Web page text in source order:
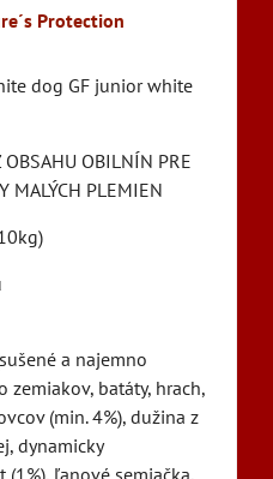
Protection
dog GF junior white
OBILNÍN PRE
MALÝCH PLEMIEN
a najemno
zemiakov, batáty, hrach,
(min. 4%), dužina z
dynamicky